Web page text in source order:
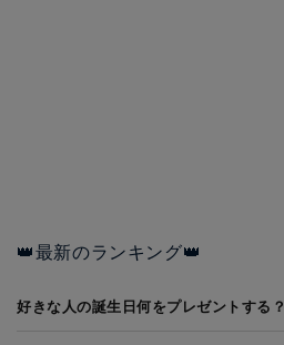
👑最新のランキング👑
好きな人の誕生日何をプレゼントする？